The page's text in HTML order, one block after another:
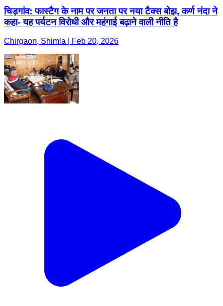
चिड़गांव: फास्टैग के नाम पर जनता पर नया टैक्स बोझ, कर्ण नंदा ने
कहा- यह पर्यटन विरोधी और महंगाई बढ़ाने वाली नीति है
Chirgaon, Shimla | Feb 20, 2026